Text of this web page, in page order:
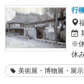
行
※
休
美術展・博物展・展